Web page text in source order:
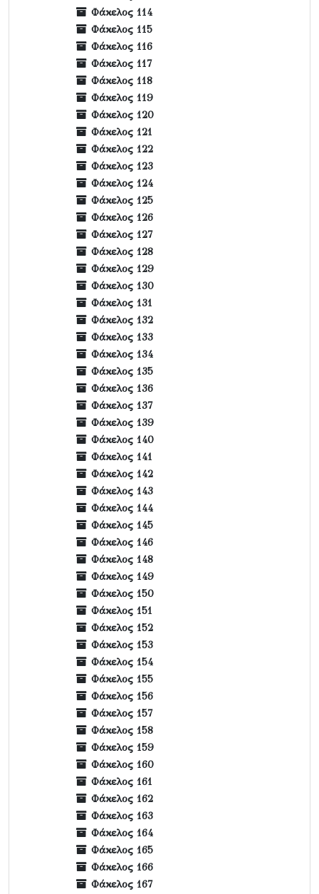
Φάκελος 114
Φάκελος 115
Φάκελος 116
Φάκελος 117
Φάκελος 118
Φάκελος 119
Φάκελος 120
Φάκελος 121
Φάκελος 122
Φάκελος 123
Φάκελος 124
Φάκελος 125
Φάκελος 126
Φάκελος 127
Φάκελος 128
Φάκελος 129
Φάκελος 130
Φάκελος 131
Φάκελος 132
Φάκελος 133
Φάκελος 134
Φάκελος 135
Φάκελος 136
Φάκελος 137
Φάκελος 139
Φάκελος 140
Φάκελος 141
Φάκελος 142
Φάκελος 143
Φάκελος 144
Φάκελος 145
Φάκελος 146
Φάκελος 148
Φάκελος 149
Φάκελος 150
Φάκελος 151
Φάκελος 152
Φάκελος 153
Φάκελος 154
Φάκελος 155
Φάκελος 156
Φάκελος 157
Φάκελος 158
Φάκελος 159
Φάκελος 160
Φάκελος 161
Φάκελος 162
Φάκελος 163
Φάκελος 164
Φάκελος 165
Φάκελος 166
Φάκελος 167